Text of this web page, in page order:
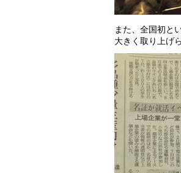
また、全国初と
大きく取り上げ